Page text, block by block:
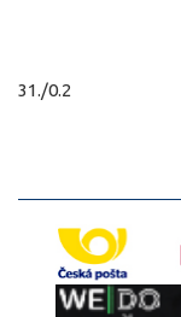
31./0.2